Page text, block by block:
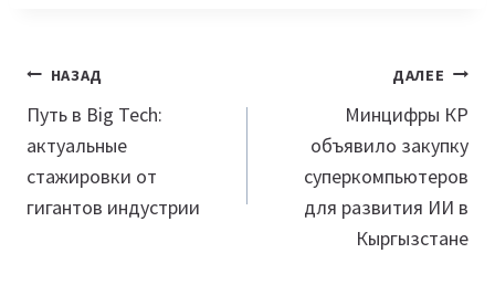
Навигация
по
записям
НАЗАД
Путь в Big Tech:
актуальные
стажировки от
гигантов индустрии
ДАЛЕЕ
Минцифры КР
объявило закупку
суперкомпьютеров
для развития ИИ в
Кыргызстане